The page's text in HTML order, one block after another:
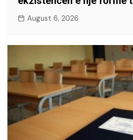
August 6, 2026